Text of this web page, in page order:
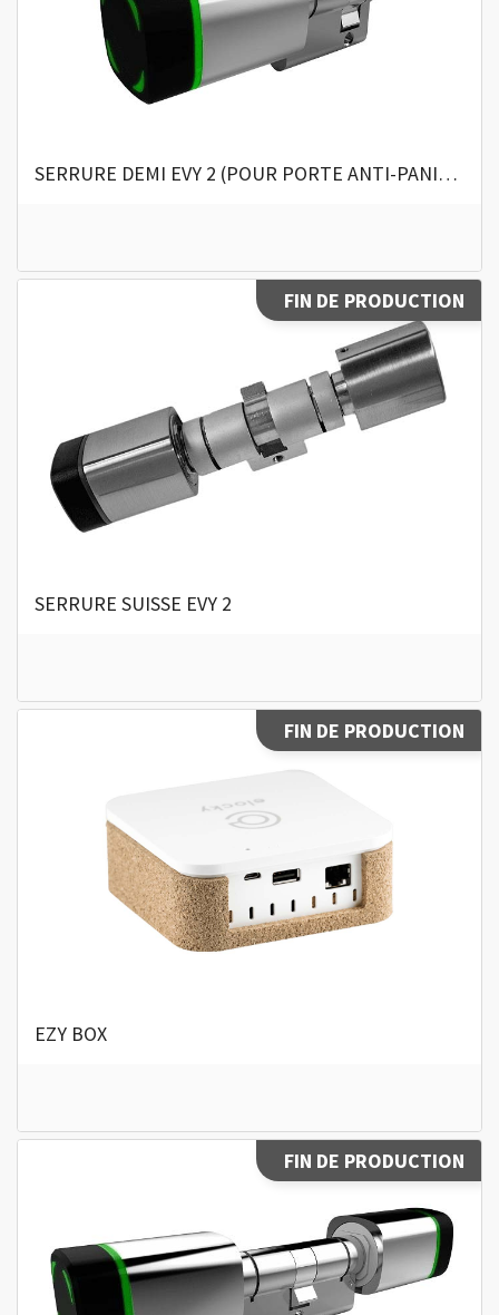
SERRURE DEMI EVY 2 (POUR PORTE ANTI-PANIQUE)
FIN DE PRODUCTION
SERRURE SUISSE EVY 2
FIN DE PRODUCTION
EZY BOX
FIN DE PRODUCTION